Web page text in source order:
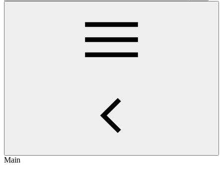
Main